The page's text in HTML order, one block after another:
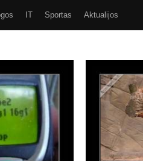
IT Sportas Aktualijos